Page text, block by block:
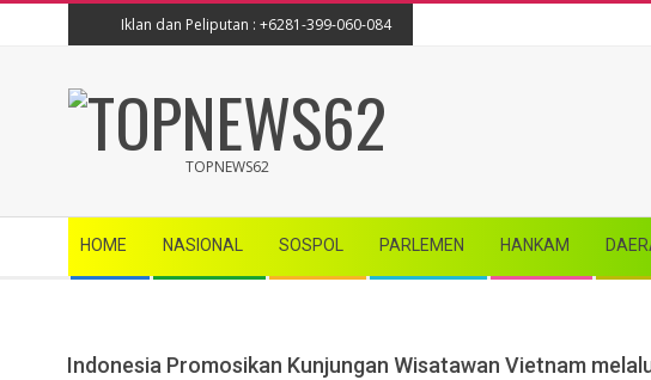
Iklan dan Peliputan : +6281-399-060-084
TOPNEWS62
TOPNEWS62
Navigation
Menu
HOME NASIONAL SOSPOL PARLEMEN HANKAM
Indonesia Promosikan Kunjungan Wisatawan Vietnam